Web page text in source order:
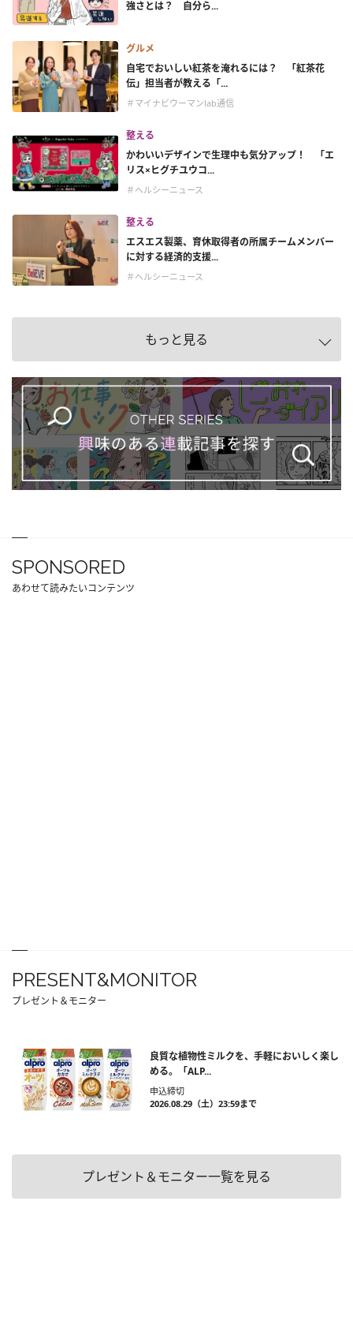
強さとは？ 自分ら...
グルメ
自宅でおいしい紅茶を淹れるには？ 「紅茶花
伝」担当者が教える「...
＃マイナビウーマンlab通信
整える
かわいいデザインで生理中も気分アップ！ 「エ
リス×ヒグチユウコ...
＃ヘルシーニュース
整える
エスエス製薬、育休取得者の所属チームメンバー
に対する経済的支援...
＃ヘルシーニュース
もっと見る
SPONSORED
あわせて読みたいコンテンツ
PRESENT&MONITOR
プレゼント＆モニター
良質な植物性ミルクを、手軽においしく楽し
める。「ALP...
申込締切
2026.08.29（土）23:59まで
プレゼント＆モニター一覧を見る